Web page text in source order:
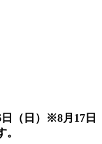
日（日）※8月17日